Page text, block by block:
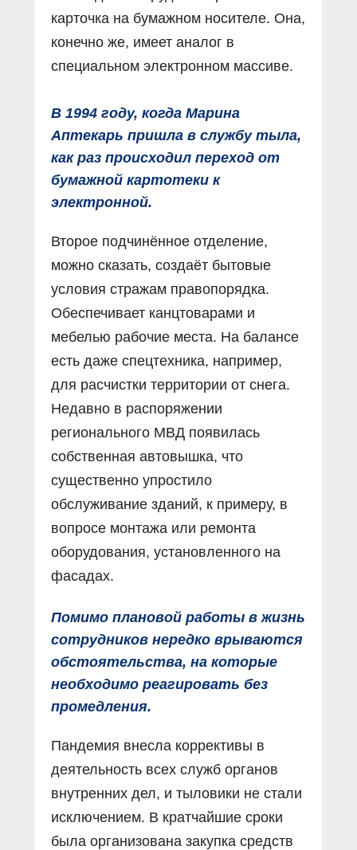
карточка на бумажном носителе. Она,
конечно же, имеет аналог в
специальном электронном массиве.
В 1994 году, когда Марина
Аптекарь пришла в службу тыла,
как раз происходил переход от
бумажной картотеки к
электронной.
Второе подчинённое отделение,
можно сказать, создаёт бытовые
условия стражам правопорядка.
Обеспечивает канцтоварами и
мебелью рабочие места. На балансе
есть даже спецтехника, например,
для расчистки территории от снега.
Недавно в распоряжении
регионального МВД появилась
собственная автовышка, что
существенно упростило
обслуживание зданий, к примеру, в
вопросе монтажа или ремонта
оборудования, установленного на
фасадах.
Помимо плановой работы в жизнь
сотрудников нередко врываются
обстоятельства, на которые
необходимо реагировать без
промедления.
Пандемия внесла коррективы в
деятельность всех служб органов
внутренних дел, и тыловики не стали
исключением. В кратчайшие сроки
была организована закупка средств